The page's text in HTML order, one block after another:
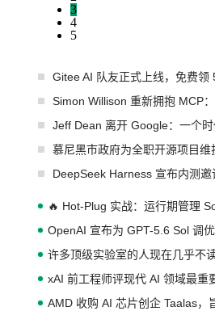
3
4
5
Gitee AI 队友正式上线，免费领
Simon Willison 重新拥抱 MCP
Jeff Dean 离开 Google：一个
慕尼黑市政府为全职开源项目维
DeepSeek Harness 宣布内测
🔥 Hot-Plug 实战：运行期管理
OpenAI 宣布为 GPT-5.6 Sol 调
许多顶级实验室的人现在几乎不
xAI 前工程师评现代 AI 领域最重
AMD 收购 AI 芯片创企 Taalas，